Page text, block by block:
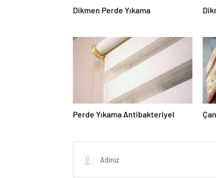
Dikmen Perde Yıkama
Perde Yıkama Antibakteriyel